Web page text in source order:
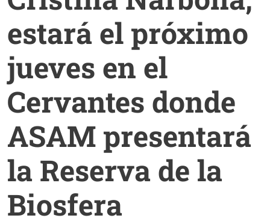
estará el próximo
jueves en el
Cervantes donde
ASAM presentará
la Reserva de la
Biosfera